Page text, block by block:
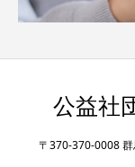
公益社
〒370-370-0008